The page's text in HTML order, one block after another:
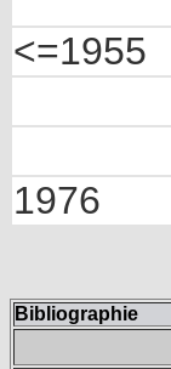
<=1955
1976
Bibliographie